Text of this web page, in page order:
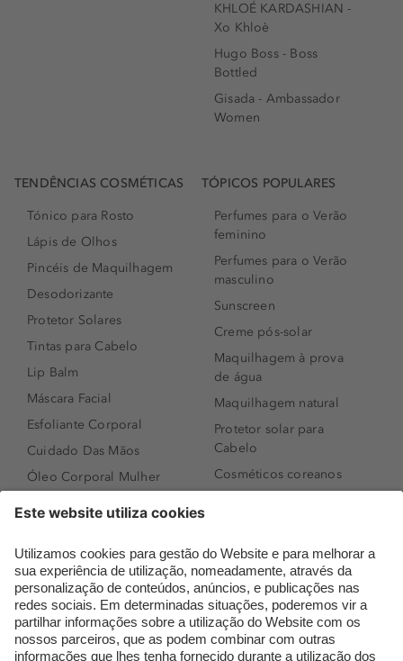
KHLOÉ KARDASHIAN -
Xo Khloè
Hugo Boss - Boss
Bottled
Gisada - Ambassador
Women
TENDÊNCIAS COSMÉTICAS
Tónico para Rosto
Lápis de Olhos
Pincéis de Maquilhagem
Desodorizante
Protetor Solares
Tintas para Cabelo
Lip Balm
Máscara Facial
Esfoliante Corporal
Cuidado Das Mãos
Óleo Corporal Mulher
Sérum de Rosto
Body mist & Spray
corporal
Produtos para Cabelo
Homem
TÓPICOS POPULARES
Perfumes para o Verão
feminino
Perfumes para o Verão
masculino
Sunscreen
Creme pós-solar
Maquilhagem à prova
de água
Maquilhagem natural
Protetor solar para
Cabelo
Cosméticos coreanos
Perfumes árabes
Novidades
Melhores Perfumes
Femininos
TOP 10: Perfumes